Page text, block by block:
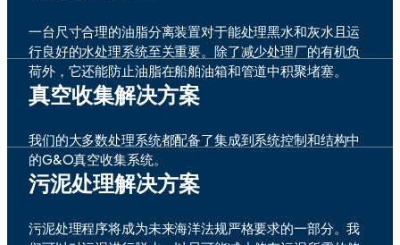
一台尺寸合理的油脂分离装置对于能处理黑水和灰水且运
行良好的水处理系统至关重要。除了减少处理厂的有机负
荷外，它还能防止油脂在船舶油箱和管道中积聚堵塞。
真空收集解决方案
我们的大多数处理系统都配备了集成到系统控制和结构中
的G&O真空收集系统。
污泥处理解决方案
污泥处理程序将成为未来海洋法规严格要求的一部分。我